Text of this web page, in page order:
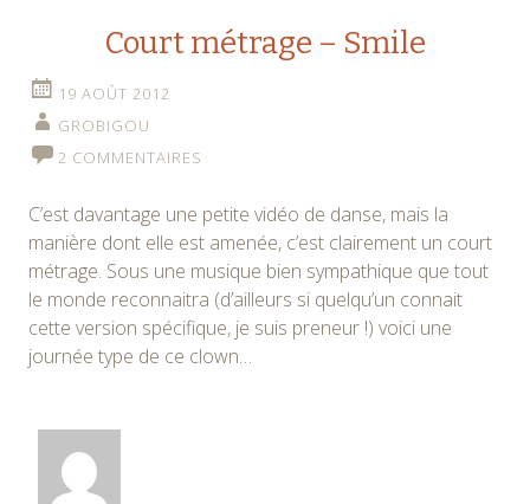
Court métrage – Smile
19 AOÛT 2012
GROBIGOU
2 COMMENTAIRES
C’est davantage une petite vidéo de danse, mais la
manière dont elle est amenée, c’est clairement un court
métrage. Sous une musique bien sympathique que tout
le monde reconnaitra (d’ailleurs si quelqu’un connait
cette version spécifique, je suis preneur !) voici une
journée type de ce clown…